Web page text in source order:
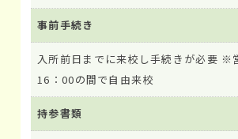
事前手続き
入所前日までに来校し手続きが必要 ※
16：00の間で自由来校
持参書類